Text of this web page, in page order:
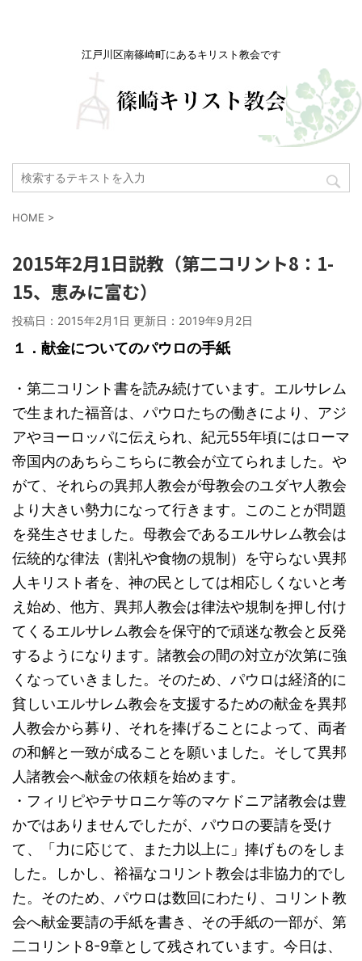
江戸川区南篠崎町にあるキリスト教会です
HOME >
2015年2月1日説教（第二コリント8：1-
15、恵みに富む）
投稿日：2015年2月1日 更新日： 2019年9月2日
１．献金についてのパウロの手紙
・第二コリント書を読み続けています。エルサレム
で生まれた福音は、パウロたちの働きにより、アジ
アやヨーロッパに伝えられ、紀元55年頃にはローマ
帝国内のあちらこちらに教会が立てられました。や
がて、それらの異邦人教会が母教会のユダヤ人教会
より大きい勢力になって行きます。このことが問題
を発生させました。母教会であるエルサレム教会は
伝統的な律法（割礼や食物の規制）を守らない異邦
人キリスト者を、神の民としては相応しくないと考
え始め、他方、異邦人教会は律法や規制を押し付け
てくるエルサレム教会を保守的で頑迷な教会と反発
するようになります。諸教会の間の対立が次第に強
くなっていきました。そのため、パウロは経済的に
貧しいエルサレム教会を支援するための献金を異邦
人教会から募り、それを捧げることによって、両者
の和解と一致が成ることを願いました。そして異邦
人諸教会へ献金の依頼を始めます。
・フィリピやテサロニケ等のマケドニア諸教会は豊
かではありませんでしたが、パウロの要請を受け
て、「力に応じて、また力以上に」捧げものをしま
した。しかし、裕福なコリント教会は非協力的でし
た。そのため、パウロは数回にわたり、コリント教
会へ献金要請の手紙を書き、その手紙の一部が、第
二コリント8-9章として残されています。今日は、